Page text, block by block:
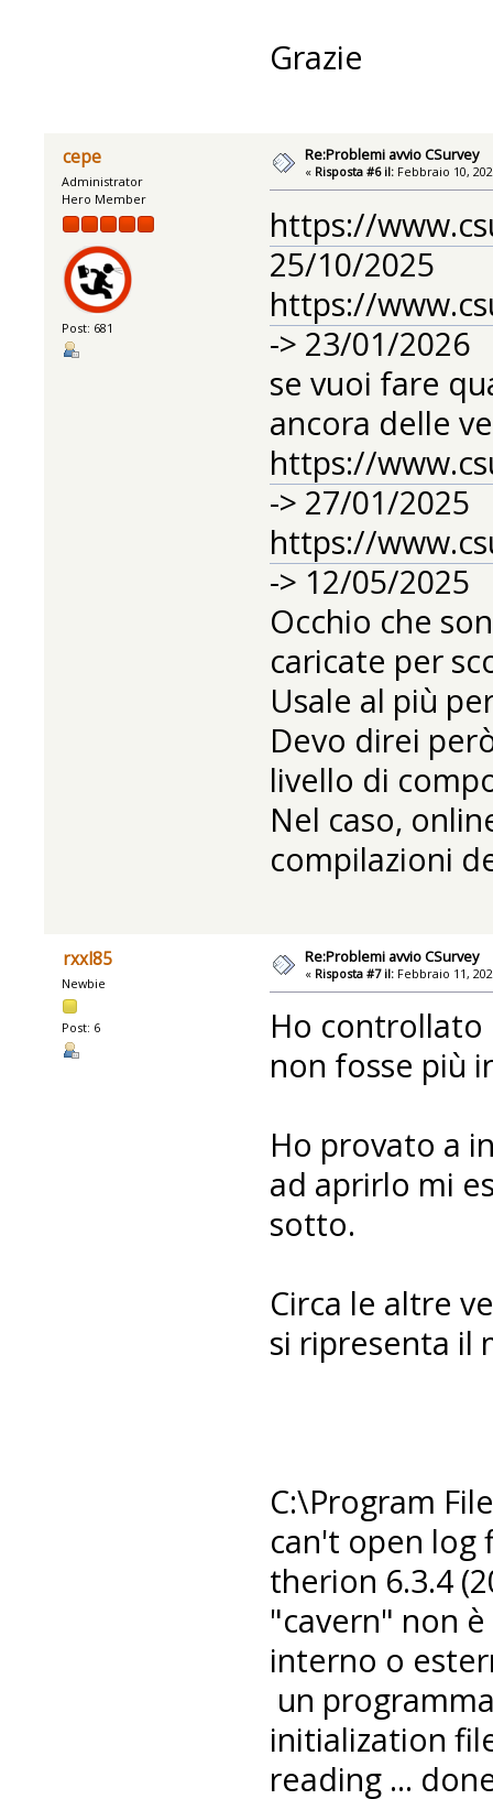
Grazie
cepe
Administrator
Hero Member
Post: 681
Re:Problemi avvio CSurvey
« Risposta #6 il: Febbraio 10,
https://
25/10/2025
https://
-> 23/01/2026
se vuoi fare
ancora delle
https://
-> 27/01/2025
https://
-> 12/05/2025
Occhio che
caricate per
Usale al più
Devo direi
livello di
Nel caso,
compilazioni
rxxl85
Newbie
Post: 6
Re:Problemi avvio CSurvey
« Risposta #7 il: Febbraio 11,
Ho
non fosse più
Ho provato a
ad aprirlo mi
sotto.
Circa le altre
si ripresenta il
C:\Program
can't open
therion 6.3.4
"cavern" non
interno o
un
initialization
reading ...